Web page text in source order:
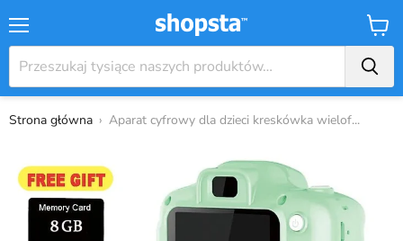
Strona główna › Aparat cyfrowy dla dzieci kreskówka wielof...